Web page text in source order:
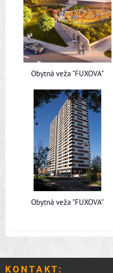
Obytná veža "FUXOVA"
Obytná veža "FUXOVA"
K O N T A K T :